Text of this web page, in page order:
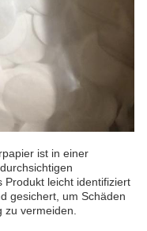
ist in einer
Produkt leicht identifiziert
gesichert, um Schäden
vermeiden.